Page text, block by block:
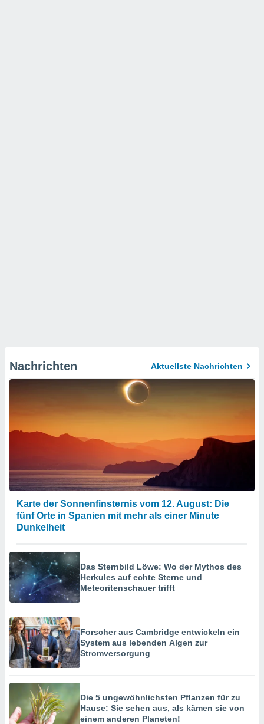
Nachrichten Aktuellste Nachrichten
Karte der Sonnenfinsternis vom 12. August: Die
fünf Orte in Spanien mit mehr als einer Minute
Dunkelheit
Das Sternbild Löwe: Wo der Mythos des
Herkules auf echte Sterne und
Meteoritenschauer trifft
Forscher aus Cambridge entwickeln ein
System aus lebenden Algen zur
Stromversorgung
Die 5 ungewöhnlichsten Pflanzen für zu
Hause: Sie sehen aus, als kämen sie von
einem anderen Planeten!